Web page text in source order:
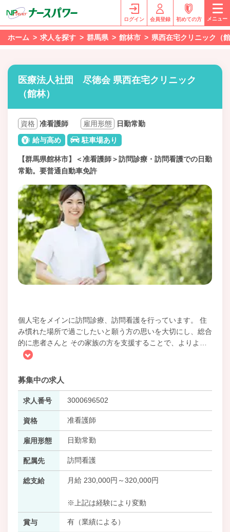
ログイン 会員登録 初めての方 メニュー
ホーム 求人を探す 群馬県 館林市 県西在宅クリニック（
医療法人社団 尽徳会 県西在宅クリニック
（館林）
資格 准看護師 雇用形態
日勤常勤
給与高め
駐車場あり
【群馬県館林市】＜准看護師＞訪問診療・訪問看護での日勤
常勤。要普通自動車免許
個人宅をメインに訪問診療、訪問看護を行っています。 住
み慣れた場所で過ごしたいと願う方の思いを大切にし、総合
的に患者さんと その家族の方を支援することで、よりよ
募集中の求人
求人番号 3000696502
資格 准看護師
雇用形態 日勤常勤
配属先 訪問看護
総支給 月給 230,000円～320,000円
※上記は経験により変動
賞与 有（業績による）